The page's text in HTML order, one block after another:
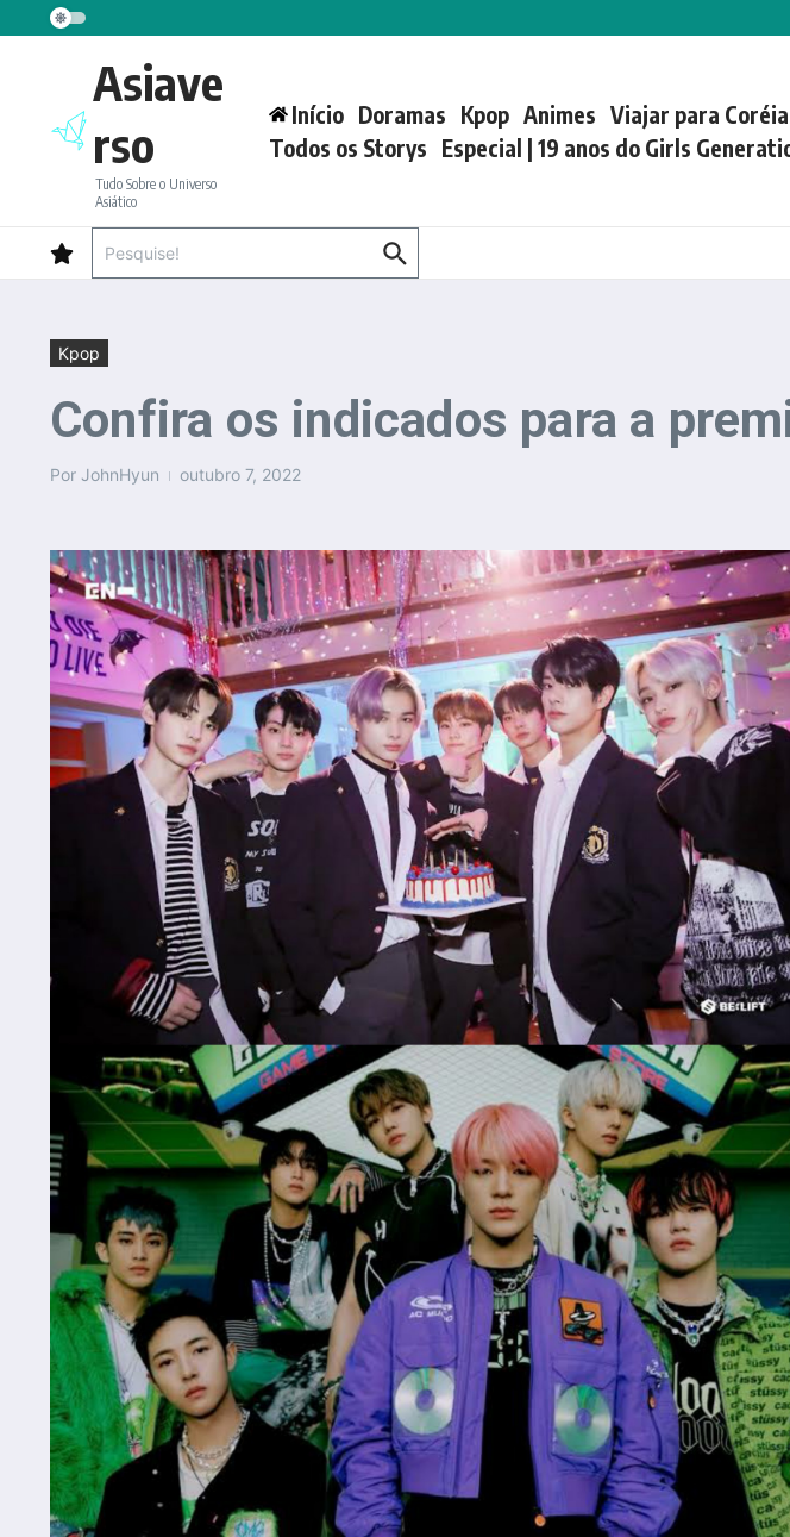
Ir para o conteúdo
Asiave
rso
Tudo Sobre o Universo
Asiático
Início Doramas Kpop Animes Viajar para
Todos os Storys Especial | 19 anos do Girls
Kpop
Confira os indicados para a
Por JohnHyun outubro 7, 2022